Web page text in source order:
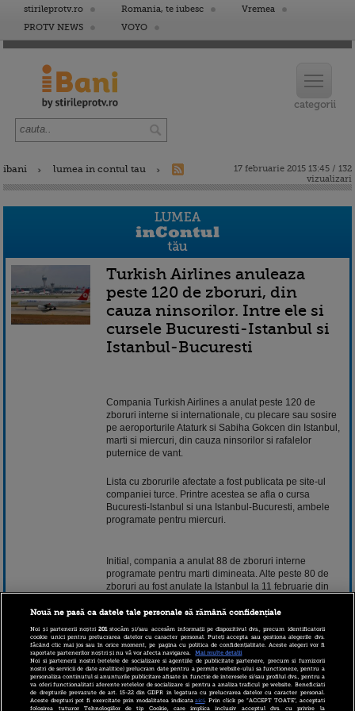
stirileprotv.ro Romania, te iubesc
Vremea
PROTV NEWS
VOYO
ibani lumea in contul tau
17 februarie 2015 13:45 / 132
vizualizari
Turkish Airlines anuleaza
peste 120 de zboruri, din
cauza ninsorilor. Intre ele si
cursele Bucuresti-Istanbul si
Istanbul-Bucuresti
Compania Turkish Airlines a anulat peste 120 de
zboruri interne si internationale, cu plecare sau sosire
pe aeroporturile Ataturk si Sabiha Gokcen din Istanbul,
marti si miercuri, din cauza ninsorilor si rafalelor
puternice de vant.
Lista cu zborurile afectate a fost publicata pe site-ul
companiei turce. Printre acestea se afla o cursa
Bucuresti-Istanbul si una Istanbul-Bucuresti, ambele
programate pentru miercuri.
Initial, compania a anulat 88 de zboruri interne
programate pentru marti dimineata. Alte peste 80 de
zboruri au fost anulate la Istanbul la 11 februarie din
Totodata, autoritatile locale au anulat toate serviciile de
feribot la Istanbul, relateaza BGN News.
Potrivit presei turce, stratul de zapada care acopera
Istanbulul a ajuns la 25 de centimentri.
Nouă ne pasă ca datele tale personale să rămână confidențiale
Noi și partenerii noștri201stocăm și/sau accesăm informații pe dispozitivul dvs., precum identificatorii
cookie unici pentru prelucrarea datelor cu caracter personal. Puteți accepta sau gestiona alegerile dvs.
făcând clic mai jos sau în orice moment, pe pagina cu politica de confidențialitate. Aceste alegeri vor fi
raportate partenerilor noștri și nu vă vor afecta navigarea.
Mai multe detalii
Noi si partenerii nostri (retelele de socializare si agentiile de publicitate partenere, precum si furnizorii
nostri de servicii de date analitice) prelucram date pentru a permite website-ului sa functioneze, pentru a
personaliza continutul si anunturile publicitare afisate in functie de interesele si/sau profilul dvs., pentru a
va oferi functionalitati aferente retelelor de socializare si pentru a analiza traficul pe website. Beneficiati
de drepturile prevazute de art. 15-22 din GDPR in legatura cu prelucrarea datelor cu caracter personal.
Aceste drepturi pot fi exercitate prin modalitatea indicataaici. Prin click pe “ACCEPT TOATE”, acceptati
folosirea tuturor Tehnologiilor de tip Cookie, care implica inclusiv acceptul dvs. cu privire la